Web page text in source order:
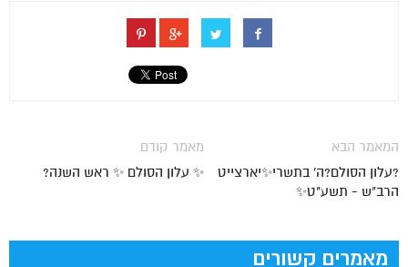
מאמר קודם
✨ עלון הסולם ✨ ראש השנה?
המאמר הבא
?עלון הסולם?ה' בתשרי✨יארצייט
הרב"ש - תשע"ט✨
מאמרים קשורים